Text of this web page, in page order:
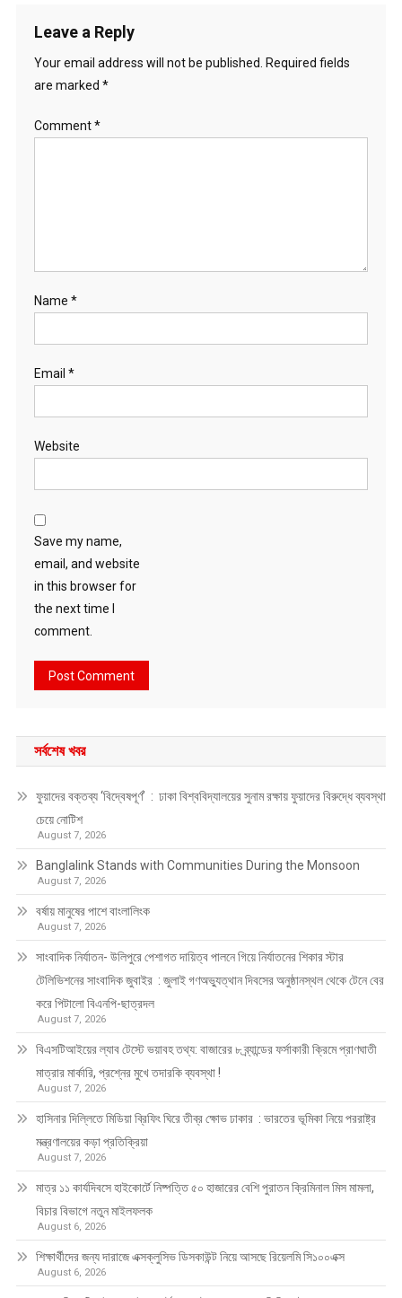
Leave a Reply
Your email address will not be published. Required fields
are marked *
Comment*
Name *
Email *
Website
Save my name,
email, and website
in this browser for
the next time I
comment.
সর্বশেষ খবর
ফুয়াদের বক্তব্য ‘বিদ্বেষপূর্ণ’ : ঢাকা বিশ্ববিদ্যালয়ের সুনাম রক্ষায় ফুয়াদের বিরুদ্ধে ব্যবস্থা
চেয়ে নোটিশ
August 7, 2026
Banglalink Stands with Communities During the Monsoon
August 7, 2026
বর্ষায় মানুষের পাশে বাংলালিংক
August 7, 2026
সাংবাদিক নির্যাতন- উলিপুরে পেশাগত দায়িত্ব পালনে গিয়ে নির্যাতনের শিকার স্টার
টেলিভিশনের সাংবাদিক জুবাইর : জুলাই গণঅভ্যুত্থান দিবসের অনুষ্ঠানস্থল থেকে টেনে বের
করে পিটালো বিএনপি-ছাত্রদল
August 7, 2026
বিএসটিআইয়ের ল্যাব টেস্টে ভয়াবহ তথ্য: বাজারের ৮ ব্র্যান্ডের ফর্সাকারী ক্রিমে প্রাণঘাতী
মাত্রার মার্কারি, প্রশ্নের মুখে তদারকি ব্যবস্থা !
August 7, 2026
হাসিনার দিল্লিতে মিডিয়া ব্রিফিং ঘিরে তীব্র ক্ষোভ ঢাকার : ভারতের ভূমিকা নিয়ে পররাষ্ট্র
মন্ত্রণালয়ের কড়া প্রতিক্রিয়া
August 7, 2026
মাত্র ১১ কার্যদিবসে হাইকোর্টে নিষ্পত্তি ৫০ হাজারের বেশি পুরাতন ক্রিমিনাল মিস মামলা,
বিচার বিভাগে নতুন মাইলফলক
August 6, 2026
শিক্ষার্থীদের জন্য দারাজে এক্সক্লুসিভ ডিসকাউন্ট নিয়ে আসছে রিয়েলমি সি১০০এক্স
August 6, 2026